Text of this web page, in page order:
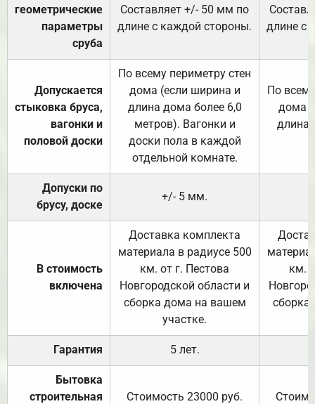
геометрические
параметры
сруба
Составляет +/- 50 мм по
длине с каждой стороны.
длине с
Допускается
стыковка бруса,
вагонки и
половой доски
По всему периметру стен
дома (если ширина и
длина дома более 6,0
метров). Вагонки и
доски пола в каждой
отдельной комнате.
По
дома
длина
Допуски по
брусу, доске
+/- 5 мм.
В стоимость
включена
Доставка комплекта
материала в радиусе 500
км. от г. Пестова
Новгородской области и
сборка дома на вашем
участке.
км.
Гарантия 5 лет.
Бытовка
строительная
Стоимость 23000 руб.